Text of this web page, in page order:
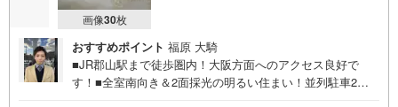
画像30枚
おすすめポイント 福原 大騎
■JR郡山駅まで徒歩圏内！大阪方面へのアクセス良好で
す！■全室南向き＆2面採光の明るい住まい！並列駐車2台